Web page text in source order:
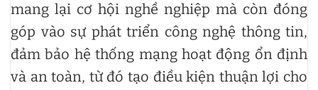
mang lại cơ hội nghề nghiệp mà còn đóng
góp vào sự phát triển công nghệ thông tin,
đảm bảo hệ thống mạng hoạt động ổn định
và an toàn, từ đó tạo điều kiện thuận lợi cho